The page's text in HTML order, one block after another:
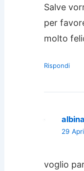
Salve
per
molto
Rispondi
29
voglio